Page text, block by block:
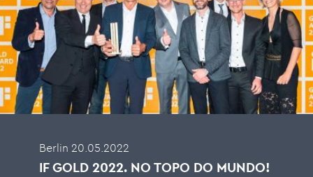
Berlin 20.05.2022
IF GOLD 2022. NO TOPO DO MUNDO!